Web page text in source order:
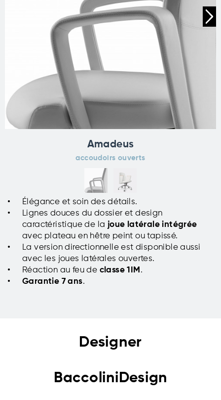
Amadeus
accoudoirs ouverts
Élégance et soin des détails.
Lignes douces du dossier et design
caractéristique de la joue latérale intégrée
avec plateau en hêtre peint ou tapissé.
La version directionnelle est disponible aussi
avec les joues latérales ouvertes.
Réaction au feu de classe 1IM .
Garantie 7 ans.
Designer
BaccoliniDesign